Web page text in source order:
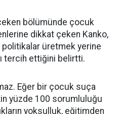
bölümünde çocuk
dikkat çeken Kanko,
üretmek yerine
tercih ettiğini belirtti.
Eğer bir çocuk suça
yüzde 100 sorumluluğu
yoksulluk, eğitimden